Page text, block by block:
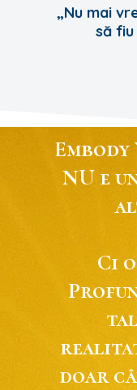
„Nu mai
să
NU e
Ci
doar